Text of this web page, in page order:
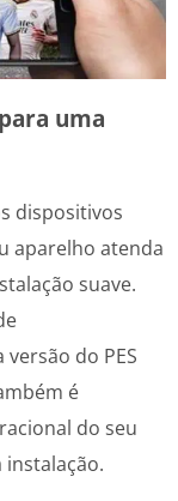
uma
dispositivos
aparelho atenda
suave.
do PES
é
do seu